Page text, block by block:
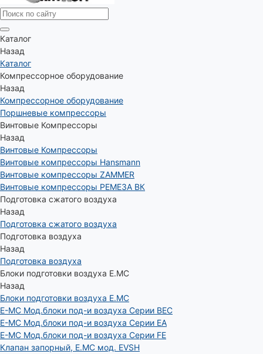
Каталог
Назад
Каталог
Компрессорное оборудование
Назад
Компрессорное оборудование
Поршневые компрессоры
Винтовые Компрессоры
Назад
Винтовые Компрессоры
Винтовые компрессоры Hansmann
Винтовые компрессоры ZAMMER
Винтовые компрессоры РЕМЕЗА ВК
Подготовка сжатого воздуха
Назад
Подготовка сжатого воздуха
Подготовка воздуха
Назад
Подготовка воздуха
Блоки подготовки воздуха E.MC
Назад
Блоки подготовки воздуха E.MC
E-MC Мод.блоки под-и воздуха Серии BEC
E-MC Мод.блоки под-и воздуха Серии EA
E-MC Мод.блоки под-и воздуха Серии FE
Клапан запорный, E.MC мод. EVSH